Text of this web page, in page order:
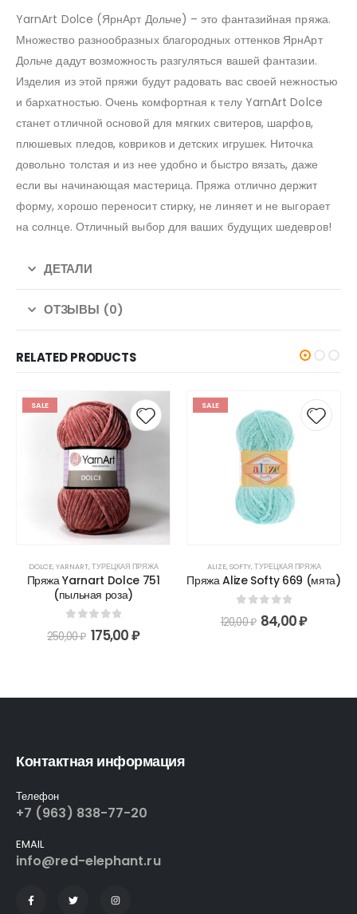
YarnArt Dolce (ЯрнАрт Дольче) – это фантазийная пряжа.
Множество разнообразных благородных оттенков ЯрнАрт
Дольче дадут возможность разгуляться вашей фантазии.
Изделия из этой пряжи будут радовать вас своей нежностью
и бархатностью. Очень комфортная к телу YarnArt Dolce
станет отличной основой для мягких свитеров, шарфов,
плюшевых пледов, ковриков и детских игрушек. Ниточка
довольно толстая и из нее удобно и быстро вязать, даже
если вы начинающая мастерица. Пряжа отлично держит
форму, хорошо переносит стирку, не линяет и не выгорает
на солнце. Отличный выбор для ваших будущих шедевров!
ДЕТАЛИ
ОТЗЫВЫ (0)
RELATED PRODUCTS
SALE
DOLCE,YARNART,ТУРЕЦКАЯ ПРЯЖА
Пряжа Yarnart Dolce 751
(пыльная роза)
out of 5
250,00₽ 175,00₽
SALE
ALIZE,SOFTY,ТУРЕЦКАЯ ПРЯЖА
Пряжа Alize Softy 669 (мята)
out of 5
120,00₽ 84,00₽
Контактная информация
Телефон
+7 (963) 838-77-20
EMAIL
info@red-elephant.ru